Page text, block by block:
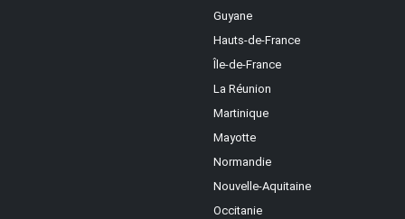
Guyane
Hauts-de-France
Île-de-France
La Réunion
Martinique
Mayotte
Normandie
Nouvelle-Aquitaine
Occitanie